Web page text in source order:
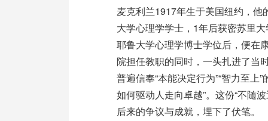
麦克利兰1917年生于美国纽约，
大学心理学学士，1年后获密苏里
耶鲁大学心理学博士学位后，便在
院担任教职的同时，一头扎进了当
普遍信奉“本能决定行为”“智力至上
如何驱动人走向卓越”。这份“不随
后来的争议与成就，埋下了伏笔。